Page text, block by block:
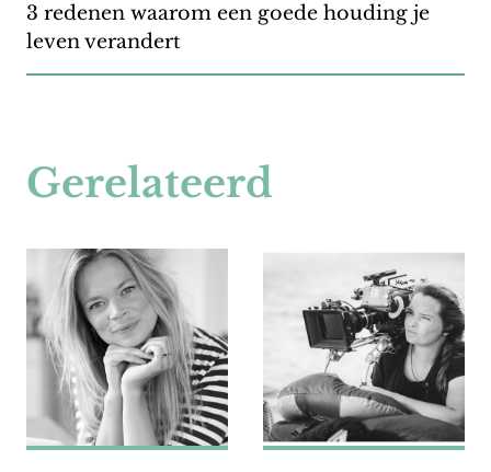
3 redenen waarom een goede houding je
leven verandert
Gerelateerd